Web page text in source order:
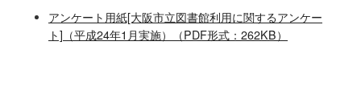
アンケート用紙[大阪市立図書館利用に関するアンケー
ト]（平成24年1月実施）（PDF形式：262KB）